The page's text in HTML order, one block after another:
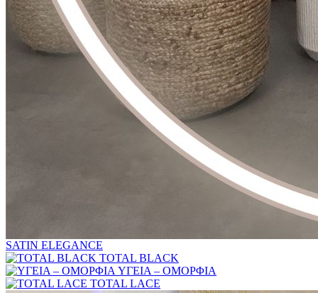
SATIN ELEGANCE
TOTAL BLACK
ΥΓΕΙΑ – ΟΜΟΡΦΙΑ
TOTAL LACE